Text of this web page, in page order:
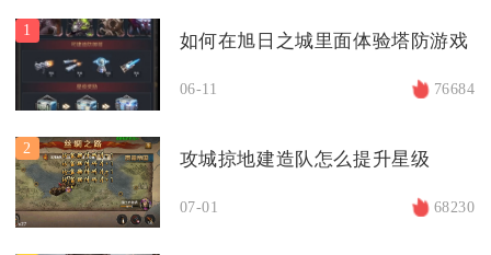
1
如何在旭日之城里面体验塔防游戏
06-11 76684
2
攻城掠地建造队怎么提升星级
07-01 68230